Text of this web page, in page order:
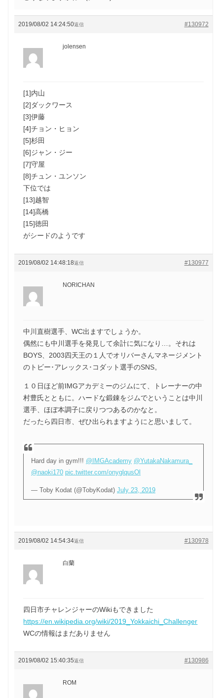
2019/08/02 14:24:50 #130972
返信
jolensen
[1]内山
[2]ダックワース
[3]伊藤
[4]チョン・ヒョン
[5]杉田
[6]ジャン・ジー
[7]守屋
[8]チュン・ユンソン
下位では
[13]越智
[14]高橋
[15]徳田
がシードのようです
2019/08/02 14:48:18 #130977
返信
NORICHAN
中川直樹選手、WC出ますでしょうか。
偶然にも中川選手を発見して余計に気になり…。それは
BOYS、2003四天王の１人でオリバーさんマネージメント
のトビー･アレックス･コダット選手のSNS。
１０日ほど前IMGアカデミーのジムにて、トレーナーの中
村豊氏とともに。ハードな鍛錬をジムでということは中川
選手、ほぼ本調子に戻りつつあるのかなと。
だったら四日市、ぜひ出られますようにと思いまして。
Hard day in gym!!! @IMGAcademy @YutakaNakamura_
@naoki170 pic.twitter.com/onyglqusOl
— Toby Kodat (@TobyKodat)July 23, 2019
2019/08/02 14:54:34 #130978
返信
白蘭
四日市チャレンジャーのWikiもできました
https://en.wikipedia.org/wiki/2019_Yokkaichi_Challenger
WCの情報はまだありません
2019/08/02 15:40:35 #130986
返信
ROM